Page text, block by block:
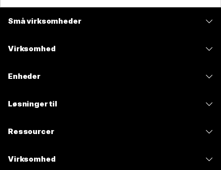
Små virksomheder
Virksomhed
Enheder
Løsninger til
Ressourcer
Virksomhed